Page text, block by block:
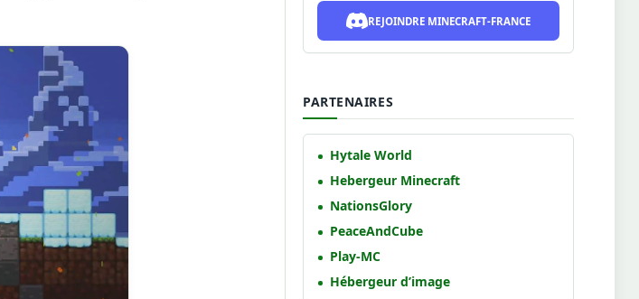
REJOINDRE MINECRAFT-FRANCE
PARTENAIRES
Hytale World
Hebergeur Minecraft
NationsGlory
PeaceAndCube
Play-MC
Hébergeur d’image